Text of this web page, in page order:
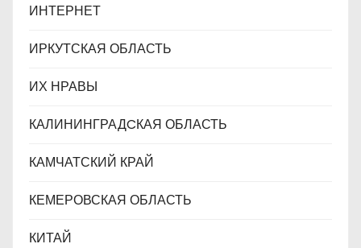
ИНТЕРНЕТ
ИРКУТСКАЯ ОБЛАСТЬ
ИХ НРАВЫ
КАЛИНИНГРАДCКАЯ ОБЛАСТЬ
КАМЧАТСКИЙ КРАЙ
КЕМЕРОВСКАЯ ОБЛАСТЬ
КИТАЙ